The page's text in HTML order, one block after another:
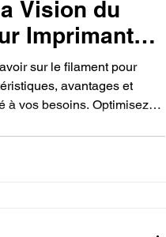
Vision du
Imprimante
sur le filament pour
avantages et
à vos besoins. Optimisez